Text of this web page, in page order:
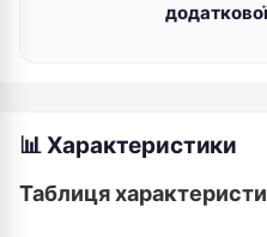
📊 Характеристики
Таблиця